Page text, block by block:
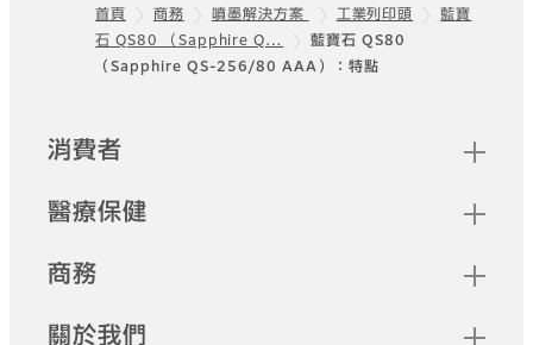
首頁 商務 噴墨解決方案 工業列印頭
藍寶
石 QS80 （Sapphire Q…
藍寶石 QS80
（Sapphire QS-256/80 AAA）：特點
快速連結
消費者
醫療保健
商務
關於我們